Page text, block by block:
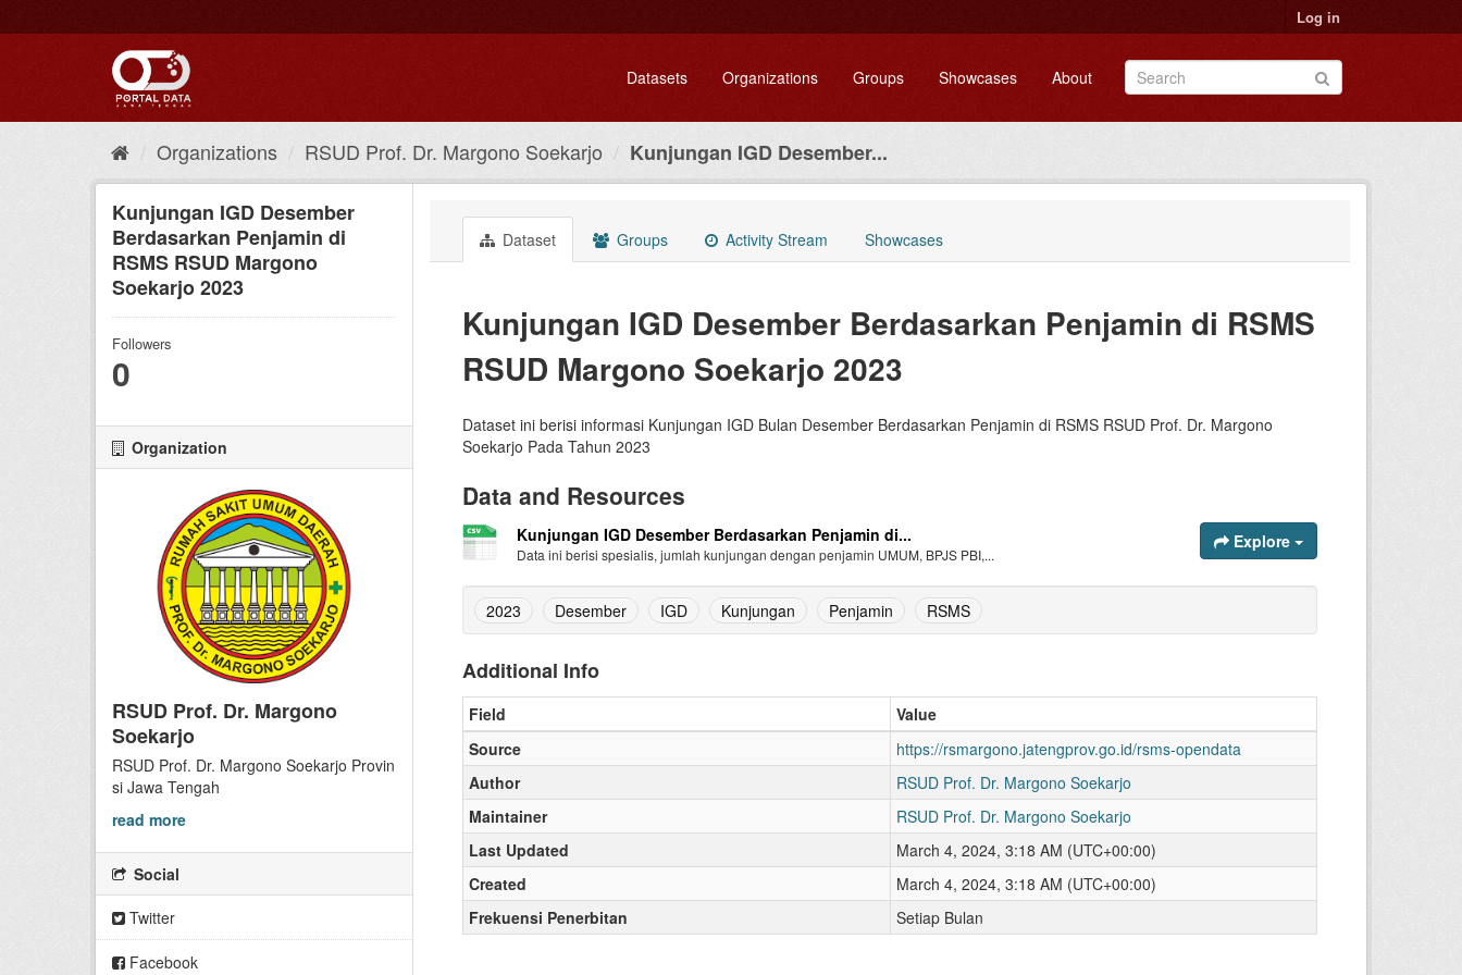
to
Log in
Datasets Organizations Groups Showcases About
Organizations RSUD Prof. Dr. Margono Soekarjo Kunjungan IGD Desember...
Kunjungan IGD Desember
Berdasarkan Penjamin di
RSMS RSUD Margono
Soekarjo 2023
Followers
0
Organization
RSUD Prof. Dr. Margono
Soekarjo
RSUD Prof. Dr. Margono Soekarjo Provin
si Jawa Tengah
read more
Social
Twitter
Facebook
Dataset Groups Activity Stream Showcases
Kunjungan IGD Desember Berdasarkan Penjamin di RSMS
RSUD Margono Soekarjo 2023
Dataset ini berisi informasi Kunjungan IGD Bulan Desember Berdasarkan Penjamin di RSMS RSUD Prof. Dr. Margono
Soekarjo Pada Tahun 2023
Data and Resources
Kunjungan IGD Desember Berdasarkan Penjamin di...
Data ini berisi spesialis, jumlah kunjungan dengan penjamin UMUM, BPJS PBI,...
Explore
2023 Desember IGD Kunjungan Penjamin RSMS
Additional Info
Field
Value
Source
https://rsmargono.jatengprov.go.id/rsms-opendata
Author
RSUD Prof. Dr. Margono Soekarjo
Maintainer
RSUD Prof. Dr. Margono Soekarjo
Last Updated
March 4, 2024, 3:18 AM (UTC+00:00)
Created
March 4, 2024, 3:18 AM (UTC+00:00)
Frekuensi Penerbitan
Setiap Bulan